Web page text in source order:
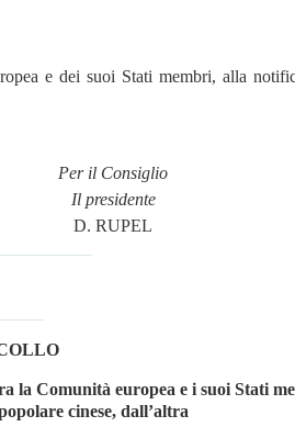
e dei suoi Stati membri, alla
Per il Consiglio
Il presidente
D. RUPEL
la Comunità europea e i suoi Stati
cinese, dall’altra